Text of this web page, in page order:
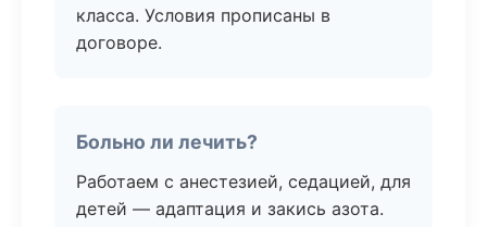
класса. Условия прописаны в
договоре.
Больно ли лечить?
Работаем с анестезией, седацией, для
детей — адаптация и закись азота.